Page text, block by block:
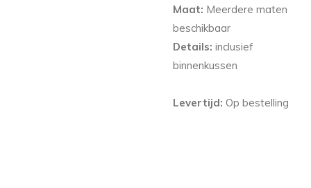
Maat: Meerdere maten
beschikbaar
Details: inclusief
binnenkussen
Levertijd: Op bestelling